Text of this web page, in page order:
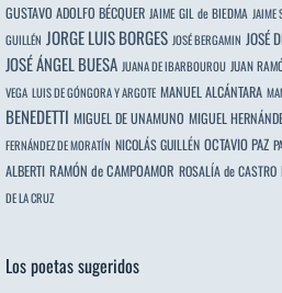
GUSTAVO ADOLFO BÉCQUER JAIME GIL de BIEDMA JAIME
GUILLÉN JORGE LUIS BORGES JOSÉ BERGAMIN JOSÉ
JOSÉ ÁNGEL BUESA JUANA DE IBARBOUROU JUAN
VEGA LUIS DE GÓNGORA Y ARGOTE MANUEL ALCÁNTARA
BENEDETTI MIGUEL DE UNAMUNO MIGUEL
FERNÁNDEZ DE MORATÍN NICOLÁS GUILLÉN OCTAVIO PAZ
ALBERTI RAMÓN de CAMPOAMOR ROSALÍA de CASTRO
DE LA CRUZ
Los poetas sugeridos